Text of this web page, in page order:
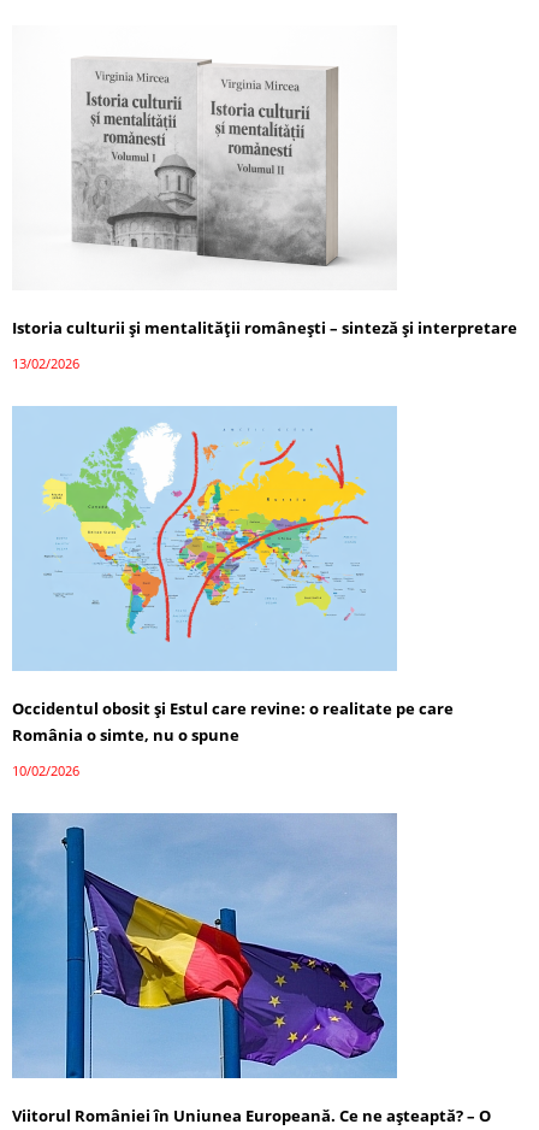
Istoria culturii și mentalității românești – sinteză și interpretare
13/02/2026
Occidentul obosit și Estul care revine: o realitate pe care
România o simte, nu o spune
10/02/2026
Viitorul României în Uniunea Europeană. Ce ne așteaptă? – O